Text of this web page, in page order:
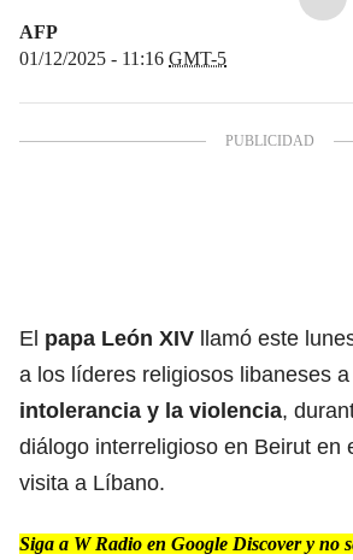
AFP
01/12/2025 - 11:16 GMT-5
El papa León XIV llamó este
a los líderes religiosos libaneses a
intolerancia y la violencia,
diálogo interreligioso en Beirut en
visita a Líbano.
Siga a W Radio en Google Discover y no